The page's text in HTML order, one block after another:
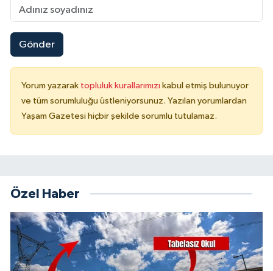
Gönder
Yorum yazarak topluluk kurallarımızı kabul etmiş bulunuyor
ve tüm sorumluluğu üstleniyorsunuz. Yazılan yorumlardan
Yaşam Gazetesi hiçbir şekilde sorumlu tutulamaz.
Özel Haber